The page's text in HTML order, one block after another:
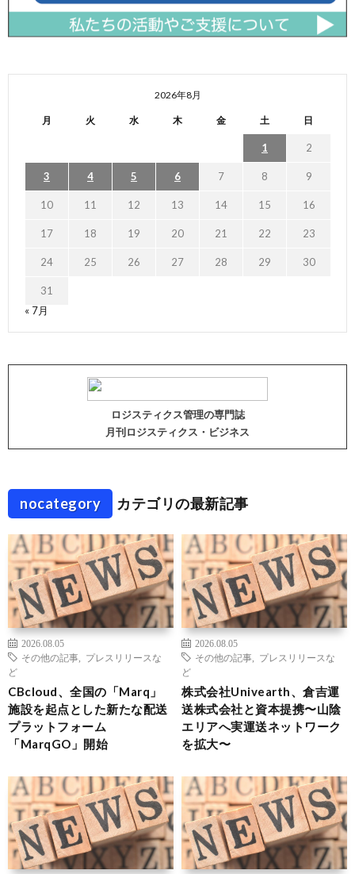
2026年8月
月 火 水 木 金 土 日
1 2
3 4 5 6 7 8 9
10 11 12 13 14 15 16
17 18 19 20 21 22 23
24 25 26 27 28 29 30
31
« 7月
ロジスティクス管理の専門誌
月刊ロジスティクス・ビジネス
nocategory カテゴリの最新記事
2026.08.05
その他の記事
プレスリリースな
ど
CBcloud、全国の「Marq」
施設を起点とした新たな配送
プラットフォーム
「MarqGO」開始
2026.08.05
その他の記事
プレスリリースな
ど
株式会社Univearth、倉吉運
送株式会社と資本提携〜山陰
エリアへ実運送ネットワーク
を拡大〜